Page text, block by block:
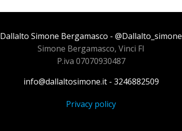
Dallalto Simone Bergamasco - @Dallalto_simone
Simone Bergamasco, Vinci FI
P.iva 07070930487
info@dallaltosimone.it - 3246882509
Privacy policy